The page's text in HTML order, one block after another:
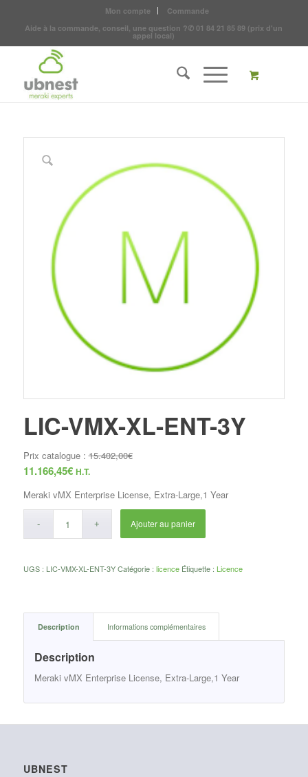
Mon compte
Commande
Aide à la commande, conseil, une question ?✆ 01 84 21 85 89 (prix d'un
appel local)
LIC-VMX-XL-ENT-3Y
Prix catalogue :15.402,00€
11.166,45€ H.T.
Meraki vMX Enterprise License, Extra-Large,1 Year
Ajouter au panier
UGS : LIC-VMX-XL-ENT-3Y Catégorie : licence Étiquette : Licence
Description Informations complémentaires
Description
Meraki vMX Enterprise License, Extra-Large,1 Year
UBNEST